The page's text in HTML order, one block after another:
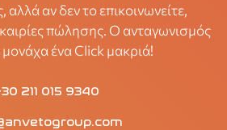
αλλά αν δεν το επικοινωνείτε,
πώλησης. Ο ανταγωνισμός
μονάχα ένα Click μακριά!
211 015 9340